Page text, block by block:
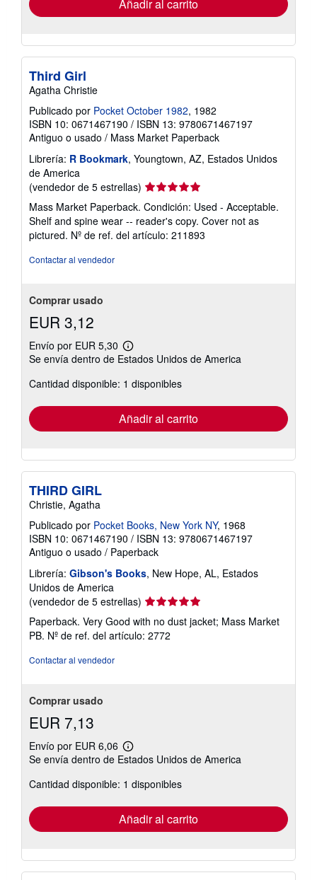
Añadir al carrito
Third Girl
Agatha Christie
Publicado por Pocket October 1982, 1982
ISBN 10: 0671467190 / ISBN 13: 9780671467197
Antiguo o usado / Mass Market Paperback
Librería: R Bookmark, Youngtown, AZ, Estados Unidos
de America
(vendedor de 5 estrellas) Calificación
del
vendedor:
5
de
Mass Market Paperback. Condición: Used - Acceptable.
Shelf and spine wear -- reader's copy. Cover not as
pictured. Nº de ref. del artículo: 211893
Contactar al vendedor
Comprar usado
EUR 3,12
Envío por EUR 5,30
Más
información
las
tarifas
envío
Se envía dentro de Estados Unidos de America
Cantidad disponible: 1 disponibles
Añadir al carrito
THIRD GIRL
Christie, Agatha
Publicado por Pocket Books, New York NY, 1968
ISBN 10: 0671467190 / ISBN 13: 9780671467197
Antiguo o usado / Paperback
Librería: Gibson's Books, New Hope, AL, Estados
Unidos de America
(vendedor de 5 estrellas) Calificación
del
vendedor:
5
Paperback. Very Good with no dust jacket; Mass Market
PB. Nº de ref. del artículo: 2772
Contactar al vendedor
Comprar usado
EUR 7,13
Envío por EUR 6,06
Más
información
las
tarifas
envío
Se envía dentro de Estados Unidos de America
Cantidad disponible: 1 disponibles
Añadir al carrito